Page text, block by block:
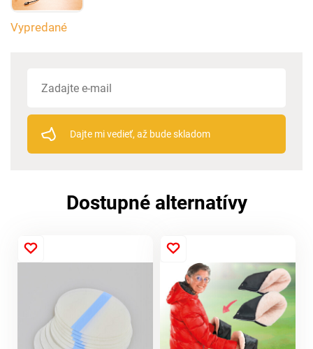
Vypredané
Dajte mi vedieť, až bude skladom
Dostupné alternatívy